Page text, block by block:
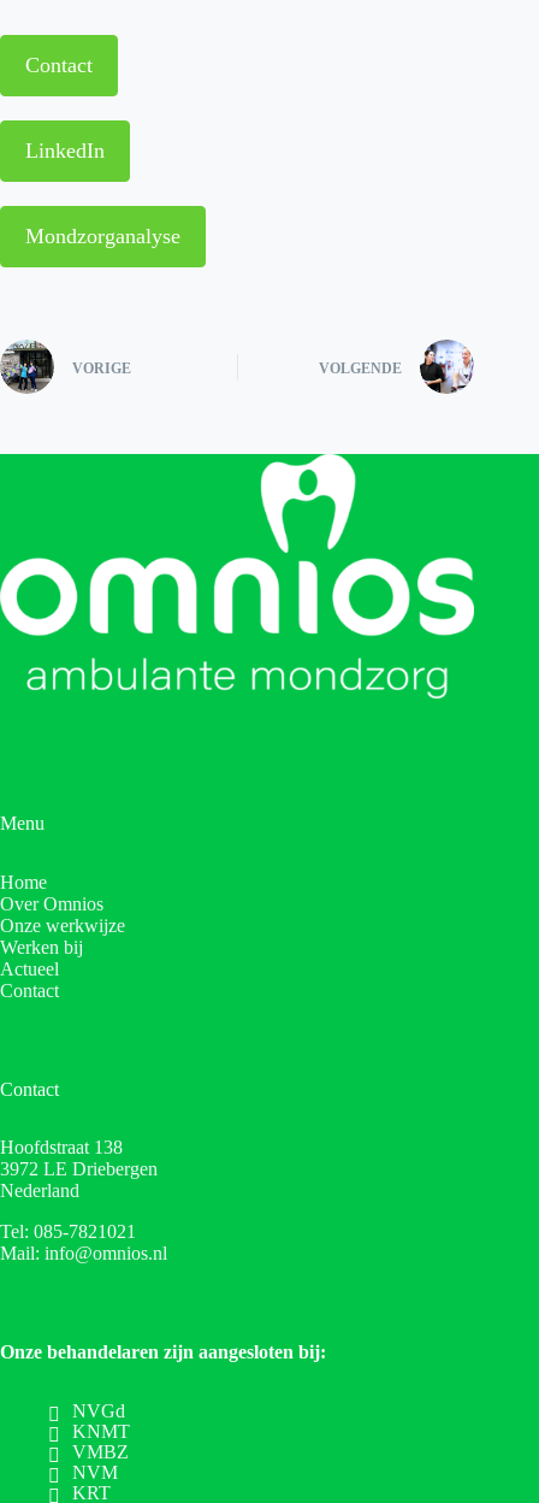
Contact
LinkedIn
Mondzorganalyse
VORIGE VOLGENDE
Menu
Home
Over Omnios
Onze werkwijze
Werken bij
Actueel
Contact
Contact
Hoofdstraat 138
3972 LE Driebergen
Nederland
Tel: 085-7821021
Mail: info@omnios.nl
Onze behandelaren zijn aangesloten bij:
NVGd
KNMT
VMBZ
NVM
KRT